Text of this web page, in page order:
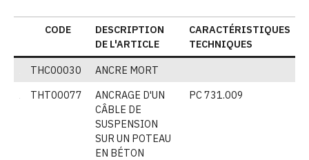
CODE
DESCRIPTION
DE L'ARTICLE
CARACTÉRISTIQUES
TECHNIQUES
THC00030 ANCRE MORT
THT00077
ANCRAGE D'UN
CÂBLE DE
SUSPENSION
SUR UN POTEAU
EN BÉTON
PC 731.009